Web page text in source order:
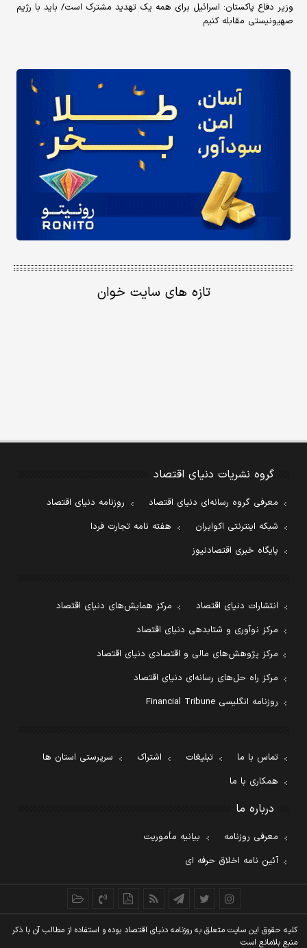
وزیر دفاع پاکستان: اسرائیل برای همه یک تهدید مشترک است/ باید با رژیم
صهیونیستی مقابله کنیم
تازه های سایت خوان
گروه نشریات دنیای اقتصاد
معرفی گروه رسانه‌ای دنیای اقتصاد
روزنامه دنیای اقتصاد
شبکه اینترنتی اکوایران
هفته نامه تجارت فردا
پایگاه خبری اقتصادنیوز
انتشارات دنیای اقتصاد
مرکز همایش‌های دنیای اقتصاد
مرکز نوآوری و شتابدهی دنیای اقتصاد
مرکز پژوهش‌های مالی و اقتصادی دنیای اقتصاد
مرکز راه حل‌های رسانه‌ای دنیای اقتصاد
روزنامه انگلیسی Financial Tribune
تماس با ما تبلیغات اشتراک
سرپرستی استان ها
همکاری با ما
درباره ما
معرفی روزنامه
بیانیه مأموریت
آئین نامه اخلاق حرفه ای
کليه حقوق اين سايت متعلق به روزنامه دنيای اقتصاد بوده و استفاده از مطالب آن با ذکر
منبع بلامانع است